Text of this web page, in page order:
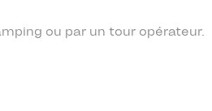
ou par un tour opérateur.